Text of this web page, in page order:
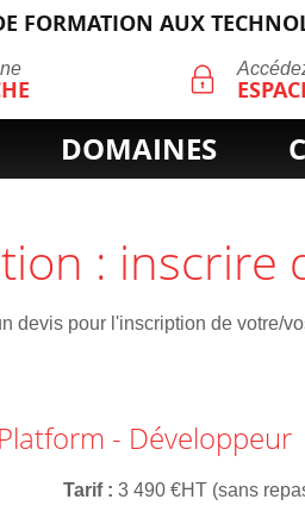
FORMATION AUX
DOMAINES
:
devis pour l'inscription de votre/
- Développeur
Tarif 3 490 €HT (sans